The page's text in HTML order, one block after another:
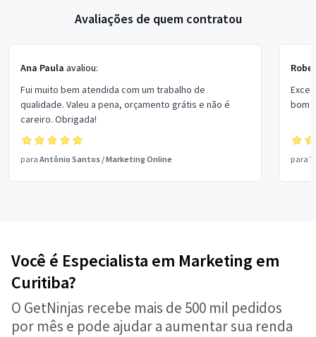
Avaliações de quem contratou
Ana Paula avaliou:
Fui muito bem atendida com um trabalho de
qualidade. Valeu a pena, orçamento grátis e não é
careiro. Obrigada!
para Antônio Santos /Marketing Online
bom
para
Você é Especialista em Marketing em
Curitiba?
O GetNinjas recebe mais de 500 mil pedidos
por mês e pode ajudar a aumentar sua renda